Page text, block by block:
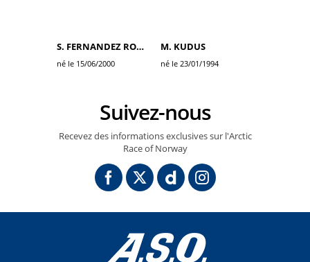
S. FERNANDEZ RODRIGUEZ
né le 15/06/2000
M. KUDUS
né le 23/01/1994
Suivez-nous
Recevez des informations exclusives sur l'Arctic
Race of Norway